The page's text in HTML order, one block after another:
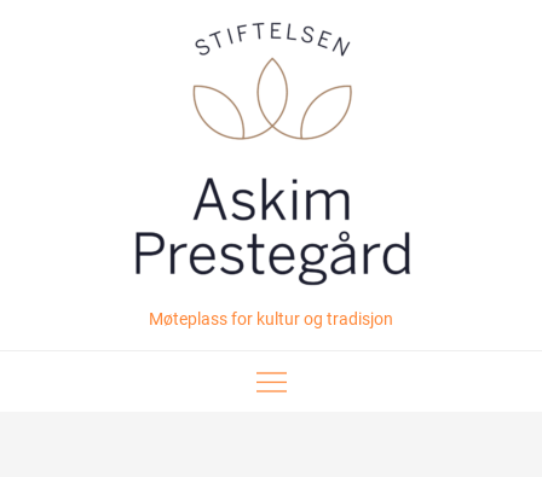
Møteplass for kultur og tradisjon